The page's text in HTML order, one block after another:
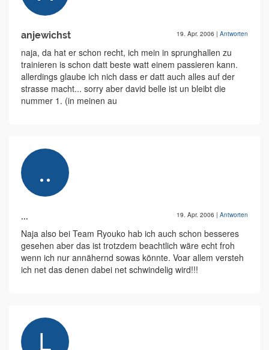
anjewichst 19. Apr. 2006 | Antworten
naja, da hat er schon recht, ich mein in sprunghallen zu
trainieren is schon datt beste watt einem passieren kann.
allerdings glaube ich nich dass er datt auch alles auf der
strasse macht... sorry aber david belle ist un bleibt die
nummer 1. (in meinen au
... 19. Apr. 2006 | Antworten
Naja also bei Team Ryouko hab ich auch schon besseres
gesehen aber das ist trotzdem beachtlich wäre echt froh
wenn ich nur annähernd sowas könnte. Voar allem versteh
ich net das denen dabei net schwindelig wird!!!